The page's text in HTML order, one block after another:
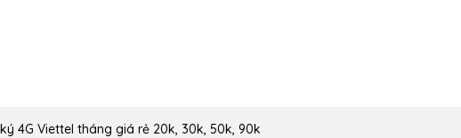
4G Viettel tháng giá rẻ 20k, 30k, 50k, 90k